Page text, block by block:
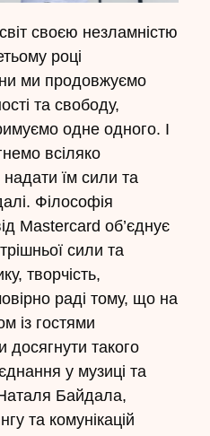
своєю незламністю
році
ми продовжуємо
та свободу,
одне одного. І
всіляко
надати їм сили та
Філософія
Mastercard об’єднує
сили та
творчість,
раді тому, що на
із гостями
такого
у музиці та
Байдала,
та комунікацій